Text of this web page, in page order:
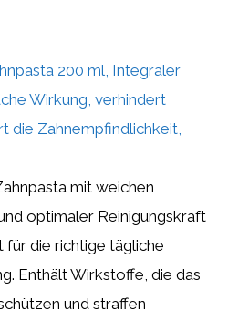
200 ml, Integraler
Wirkung, verhindert
die Zahnempfindlichkeit,
mit weichen
optimaler Reinigungskraft
für die richtige tägliche
Enthält Wirkstoffe, die das
und straffen